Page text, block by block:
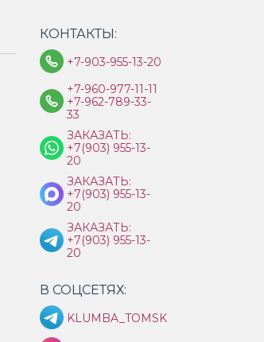
КОНТАКТЫ:
+7-903-955-13-20
+7-960-977-11-11
+7-962-789-33-
33
ЗАКАЗАТЬ:
+7(903) 955-13-
20
ЗАКАЗАТЬ:
+7(903) 955-13-
20
ЗАКАЗАТЬ:
+7(903) 955-13-
20
В СОЦСЕТЯХ:
KLUMBA_TOMSK